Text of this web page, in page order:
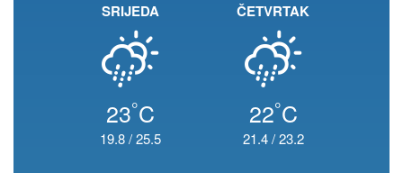
SRIJEDA
23°C
19.8/25.5
ČETVRTAK
22°C
21.4/23.2